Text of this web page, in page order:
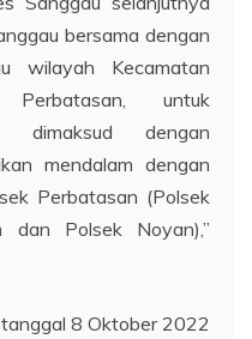
bersama dengan
wilayah Kecamatan
untuk
dimaksud dengan
mendalam dengan
Perbatasan (Polsek
dan Polsek Noyan),”
8 Oktober 2022